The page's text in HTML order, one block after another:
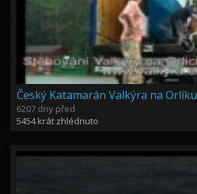
Český Katamarán Valkýra na Orlíku
6207 dny před
5454 krát zhlédnuto